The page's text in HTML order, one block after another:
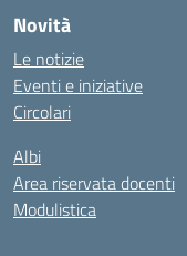
Novità
Le notizie
Eventi e iniziative
Circolari
Albi
Area riservata docenti
Modulistica